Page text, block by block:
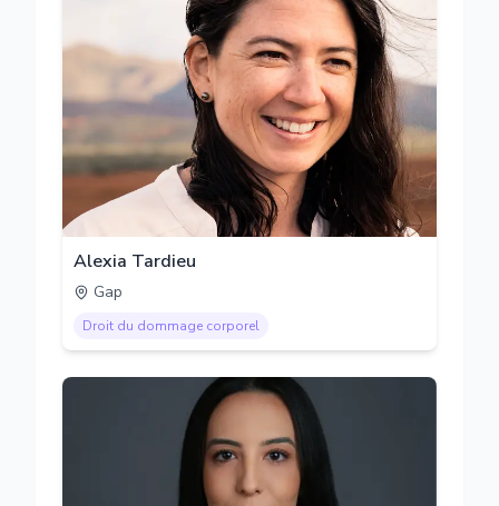
Alexia Tardieu
Gap
Droit du dommage corporel